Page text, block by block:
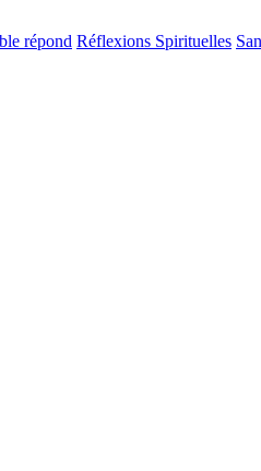
répond Réflexions Spirituelles